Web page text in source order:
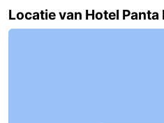
Reisboekenwinkel
Locatie van Hotel